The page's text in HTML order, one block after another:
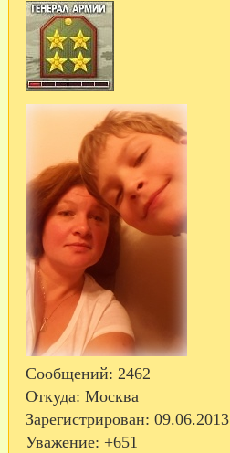
Сообщений: 2462
Откуда: Москва
Зарегистрирован: 09.06.2013
Уважение: +651